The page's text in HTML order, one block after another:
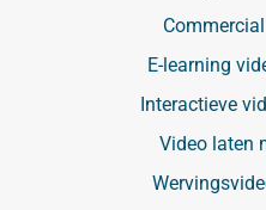
E-learning
Interactieve
Video laten